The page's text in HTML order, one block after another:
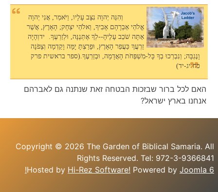
וְהִנֵּה יְהוָה נִצָּב עָלָיו, וַיֹּאמַר, אֲנִי יְהוָה
אֱלֹהֵי אַבְרָהָם אָבִיךָ, וֵאלֹהֵי יִצְחָק; הָאָרֶץ, אֲשֶׁר
אַתָּה שֹׁכֵב עָלֶיהָ--לְךָ אֶתְּנֶנָּה, וּלְזַרְעֶךָ. ידוְהָיָה
זַרְעֲךָ כַּעֲפַר הָאָרֶץ, וּפָרַצְתָּ יָמָּה וָקֵדְמָה וְצָפֹנָה
וָנֶגְבָּה; וְנִבְרְכוּ בְךָ כָּל-מִשְׁפְּחֹת הָאֲדָמָה, וּבְזַרְעֶךָ.(ספר בראשית פרק
כח:יג-יד)
האם לכל ברור שבזכות הבטחה זאת שנתנה גם לאברהם
אנחנו בארץ ישראל?
Copyright © 2026 The Garden of Biblical Samaria. All
Rights Reserved. Tel: 972-3-9366841
Hosted by Hi-Rez Software! Powered by Joomla 6!